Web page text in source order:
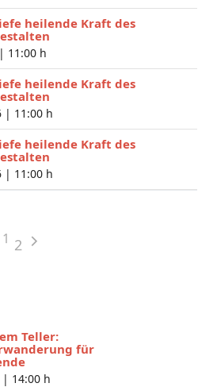
heilende Kraft des
11:00 h
heilende Kraft des
| 11:00 h
heilende Kraft des
| 11:00 h
1 2
Teller:
für
| 14:00 h